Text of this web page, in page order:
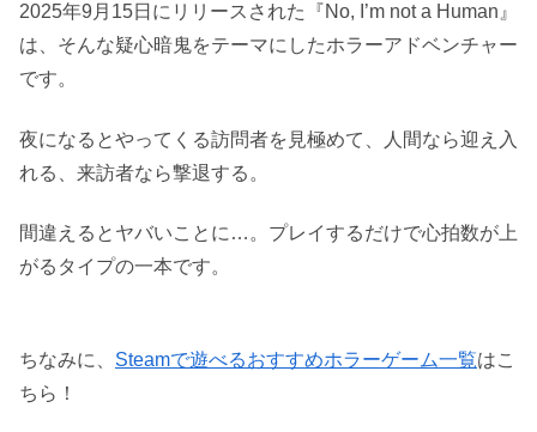
2025年9月15日にリリースされた『No, I’m not a Human』
は、そんな疑心暗鬼をテーマにしたホラーアドベンチャー
です。
夜になるとやってくる訪問者を見極めて、人間なら迎え入
れる、来訪者なら撃退する。
間違えるとヤバいことに…。プレイするだけで心拍数が上
がるタイプの一本です。
ちなみに、 Steamで遊べるおすすめホラーゲーム一覧はこ
ちら！